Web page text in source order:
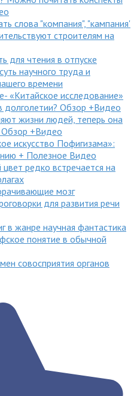
слова "компания", "кампания'
строителям на
для чтения в отпуске
научного труда и
времени
«Китайское исследование»
Обзор +Видео
жизни людей, теперь она
+Видео
искусство Пофигизама»:
+ Полезное Видео
редко встречается на
мозг
для развития речи
в жанре научная фантастика
понятие в обычной
совосприятия органов